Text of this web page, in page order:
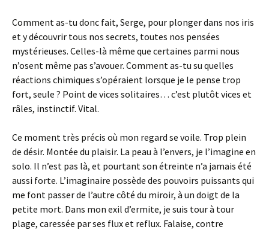
Comment as-tu donc fait, Serge, pour plonger dans nos iris
et y découvrir tous nos secrets, toutes nos pensées
mystérieuses. Celles-là même que certaines parmi nous
n’osent même pas s’avouer. Comment as-tu su quelles
réactions chimiques s’opéraient lorsque je le pense trop
fort, seule ? Point de vices solitaires… c’est plutôt vices et
râles, instinctif. Vital.
Ce moment très précis où mon regard se voile. Trop plein
de désir. Montée du plaisir. La peau à l’envers, je l’imagine en
solo. Il n’est pas là, et pourtant son étreinte n’a jamais été
aussi forte. L’imaginaire possède des pouvoirs puissants qui
me font passer de l’autre côté du miroir, à un doigt de la
petite mort. Dans mon exil d’ermite, je suis tour à tour
plage, caressée par ses flux et reflux. Falaise, contre